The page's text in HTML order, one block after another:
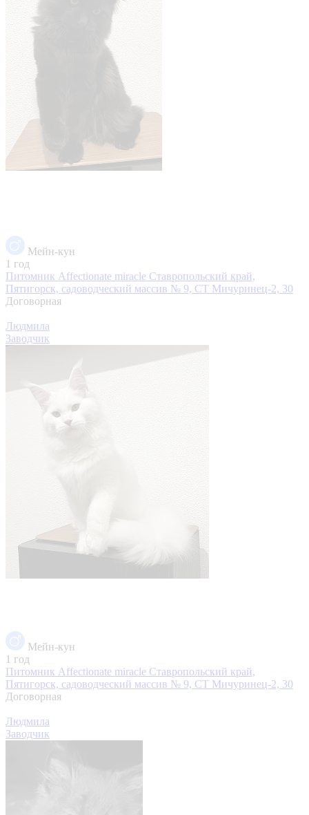
Мейн-кун
1 год
Питомник Affectionate miracle Ставропольский край,
Пятигорск, садоводческий массив № 9, СТ Мичуринец-2, 30
Договорная
Людмила
Заводчик
Мейн-кун
1 год
Питомник Affectionate miracle Ставропольский край,
Пятигорск, садоводческий массив № 9, СТ Мичуринец-2, 30
Договорная
Людмила
Заводчик